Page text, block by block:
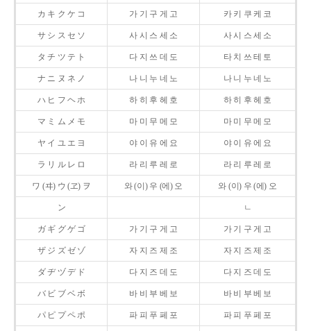
カ キ ク ケ コ 가 기 구 게 고 카 키 쿠 케 코
サ シ ス セ ソ 사 시 스 세 소 사 시 스 세 소
タ チ ツ テ ト 다 지 쓰 데 도 타 치 쓰 테 토
ナ ニ ヌ ネ ノ 나 니 누 네 노 나 니 누 네 노
ハ ヒ フ ヘ ホ 하 히 후 헤 호 하 히 후 헤 호
マ ミ ム メ モ 마 미 무 메 모 마 미 무 메 모
ヤ イ ユ エ ヨ 야 이 유 에 요 야 이 유 에 요
ラ リ ル レ ロ 라 리 루 레 로 라 리 루 레 로
ワ (ヰ) ウ (ヱ) ヲ 와 (이) 우 (에) 오 와 (이) 우 (에) 오
ン ㄴ
ガ ギ グ ゲ ゴ 가 기 구 게 고 가 기 구 게 고
ザ ジ ズ ゼ ゾ 자 지 즈 제 조 자 지 즈 제 조
ダ ヂ ヅ デ ド 다 지 즈 데 도 다 지 즈 데 도
バ ビ ブ ベ ボ 바 비 부 베 보 바 비 부 베 보
パ ピ プ ペ ポ 파 피 푸 페 포 파 피 푸 페 포